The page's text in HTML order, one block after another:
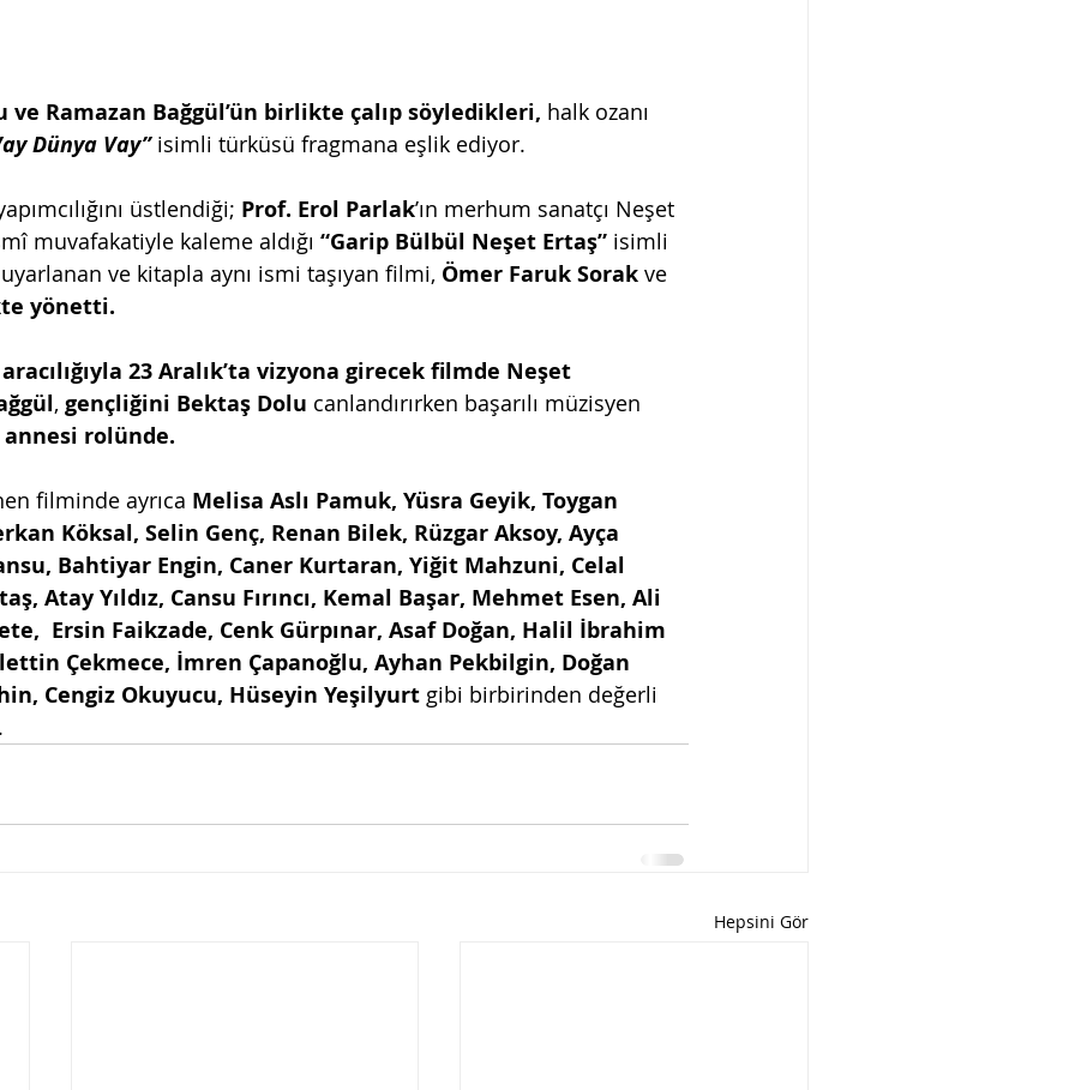
ve Ramazan Bağgül’ün birlikte çalıp söyledikleri, halk ozanı
Dünya Vay” isimli türküsü fragmana eşlik ediyor.
üstlendiği; Prof. Erol Parlak’ın merhum sanatçı Neşet
muvafakatiyle kaleme aldığı “Garip Bülbül Neşet Ertaş” isimli
ve kitapla aynı ismi taşıyan filmi, Ömer Faruk Sorak ve
yönetti.
aracılığıyla 23 Aralık’ta vizyona girecek filmde Neşet
, gençliğini Bektaş Dolu canlandırırken başarılı müzisyen
annesi rolünde.
filminde ayrıca Melisa Aslı Pamuk, Yüsra Geyik, Toygan
Köksal, Selin Genç, Renan Bilek, Rüzgar Aksoy, Ayça
Bahtiyar Engin, Caner Kurtaran, Yiğit Mahzuni, Celal
Atay Yıldız, Cansu Fırıncı, Kemal Başar, Mehmet Esen, Ali
Ersin Faikzade, Cenk Gürpınar, Asaf Doğan, Halil İbrahim
Çekmece, İmren Çapanoğlu, Ayhan Pekbilgin, Doğan
Cengiz Okuyucu, Hüseyin Yeşilyurt gibi birbirinden değerli
Hepsini Gör